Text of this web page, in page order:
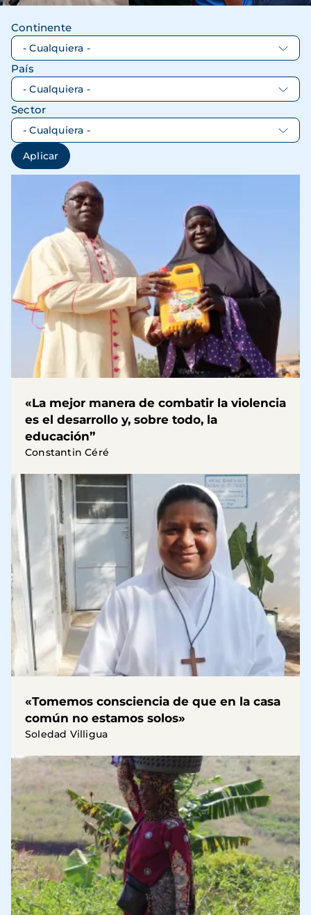
Continente
País
Sector
«La mejor manera de combatir la violencia
es el desarrollo y, sobre todo, la
educación”
Constantin Céré
«Tomemos consciencia de que en la casa
común no estamos solos»
Soledad Villigua